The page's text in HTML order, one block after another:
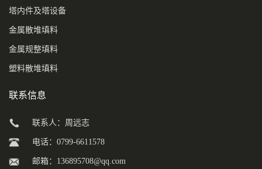
塔内件及塔设备
金属散堆填料
金属规整填料
塑料散堆填料
联系信息
联系人：周远志
电话：0799-6611578
邮箱： 136895708@qq.com